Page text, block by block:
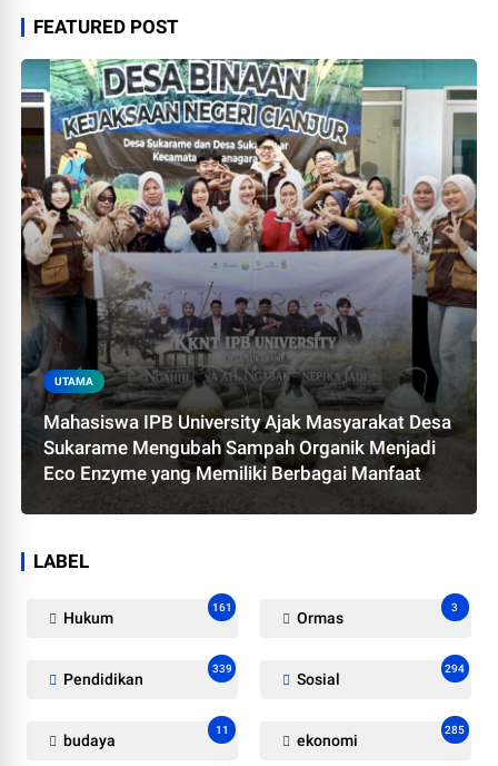
FEATURED POST
UTAMA
Mahasiswa IPB University Ajak Masyarakat Desa
Sukarame Mengubah Sampah Organik Menjadi
Eco Enzyme yang Memiliki Berbagai Manfaat
LABEL
Hukum
161
Ormas
3
Pendidikan
339
Sosial
294
budaya
11
ekonomi
285